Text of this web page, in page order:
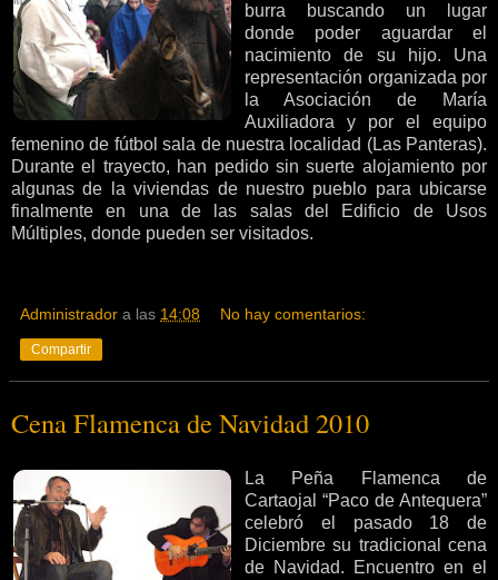
burra buscando un lugar
donde poder aguardar el
nacimiento de su hijo. Una
representación organizada por
la Asociación de María
Auxiliadora y por el equipo
femenino de fútbol sala de nuestra localidad (Las Panteras).
Durante el trayecto, han pedido sin suerte alojamiento por
algunas de la viviendas de nuestro pueblo para ubicarse
finalmente en una de las salas del Edificio de Usos
Múltiples, donde pueden ser visitados.
Administrador a las 14:08 No hay comentarios:
Compartir
Cena Flamenca de Navidad 2010
La Peña Flamenca de
Cartaojal “Paco de Antequera”
celebró el pasado 18 de
Diciembre su tradicional cena
de Navidad. Encuentro en el